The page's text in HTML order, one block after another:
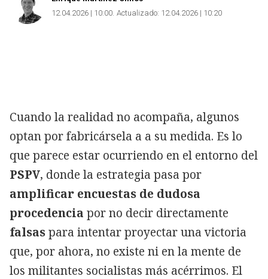
12.04.2026 | 10:00 Actualizado: 12.04.2026 | 10:20
Cuando la realidad no acompaña, algunos
optan por fabricársela a a su medida. Es lo
que parece estar ocurriendo en el entorno del
PSPV, donde la estrategia pasa por
amplificar encuestas de dudosa
procedencia por no decir directamente
falsaspara intentar proyectar una victoria
que, por ahora, no existe ni en la mente de
los militantes socialistas más acérrimos. El